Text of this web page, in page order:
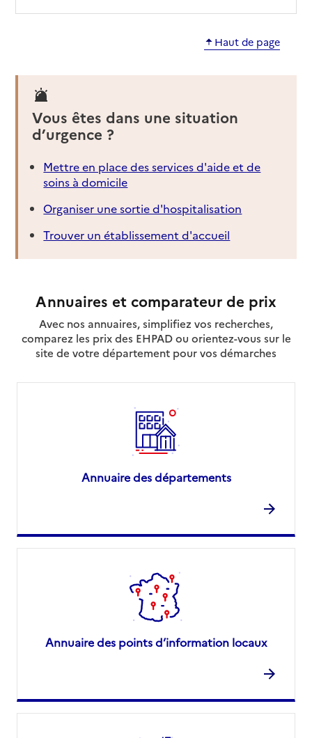
Haut de page
Vous êtes dans une situation
d’urgence ?
Mettre en place des services d'aide et de
soins à domicile
Organiser une sortie d'hospitalisation
Trouver un établissement d'accueil
Annuaires et comparateur de prix
Avec nos annuaires, simplifiez vos recherches,
comparez les prix des EHPAD ou orientez-vous sur le
site de votre département pour vos démarches
Annuaire des départements
Annuaire des points d’information locaux